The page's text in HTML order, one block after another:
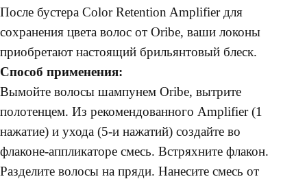
После бустера Color Retention Amplifier для
сохранения цвета волос от Oribe, ваши локоны
приобретают настоящий брильянтовый блеск.
Способ применения:
Вымойте волосы шампунем Oribe, вытрите
полотенцем. Из рекомендованного Amplifier (1
нажатие) и ухода (5-и нажатий) создайте во
флаконе-аппликаторе смесь. Встряхните флакон.
Разделите волосы на пряди. Нанесите смесь от